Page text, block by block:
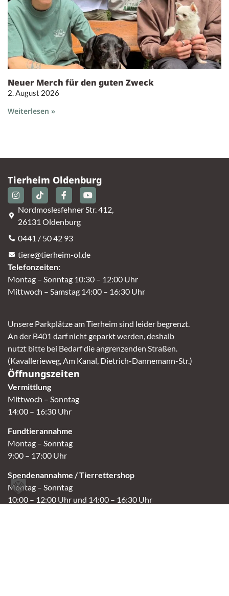
Neuer Merch für den guten Zweck
2. August 2026
Weiterlesen »
Tierheim Oldenburg
Nordmoslesfehner Str. 412,
26131 Oldenburg
0441 / 50 42 93
tiere@tierheim-ol.de
Telefonzeiten:
Montag – Sonntag 10:30 – 12:00 Uhr
Mittwoch – Samstag 14:00 – 16:30 Uhr
Unsere Parkplätze am Tierheim sind leider begrenzt.
An der B401 darf nicht geparkt werden, deshalb
nutzt bitte bei Bedarf die angrenzenden Straßen.
(Kavallerieweg, Am Kanal, Dietrich-Dannemann-Str.)
Öffnungszeiten
Vermittlung
Mittwoch – Sonntag
14:00 – 16:30 Uhr
Fundtierannahme
Montag – Sonntag
9:00 – 17:00 Uhr
Spendenannahme / Tierrettershop
Montag – Sonntag
10:00 – 12:00 Uhr und 14:00 – 16:30 Uhr